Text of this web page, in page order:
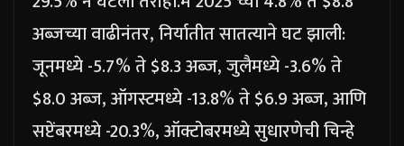
अब्जच्या वाढीनंतर, निर्यातीत सातत्याने घट झाली:
जूनमध्ये -5.7% ते $8.3 अब्ज, जुलैमध्ये -3.6% ते
$8.0 अब्ज, ऑगस्टमध्ये -13.8% ते $6.9 अब्ज, आणि
सप्टेंबरमध्ये -20.3%, ऑक्टोबरमध्ये सुधारणेची चिन्हे